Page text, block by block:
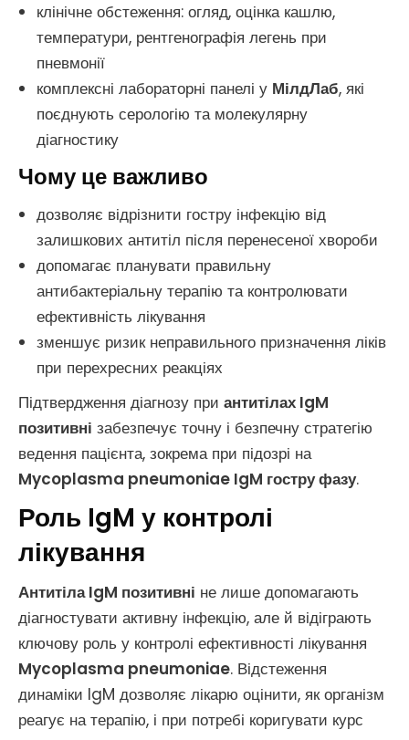
клінічне обстеження: огляд, оцінка кашлю,
температури, рентгенографія легень при
пневмонії
комплексні лабораторні панелі у МілдЛаб, які
поєднують серологію та молекулярну
діагностику
Чому це важливо
дозволяє відрізнити гостру інфекцію від
залишкових антитіл після перенесеної хвороби
допомагає планувати правильну
антибактеріальну терапію та контролювати
ефективність лікування
зменшує ризик неправильного призначення ліків
при перехресних реакціях
Підтвердження діагнозу при антитілах IgM
позитивні забезпечує точну і безпечну стратегію
ведення пацієнта, зокрема при підозрі на
Mycoplasma pneumoniae IgM гостру фазу.
Роль IgM у контролі
лікування
Антитіла IgM позитивні не лише допомагають
діагностувати активну інфекцію, але й відіграють
ключову роль у контролі ефективності лікування
Mycoplasma pneumoniae. Відстеження
динаміки IgM дозволяє лікарю оцінити, як організм
реагує на терапію, і при потребі коригувати курс